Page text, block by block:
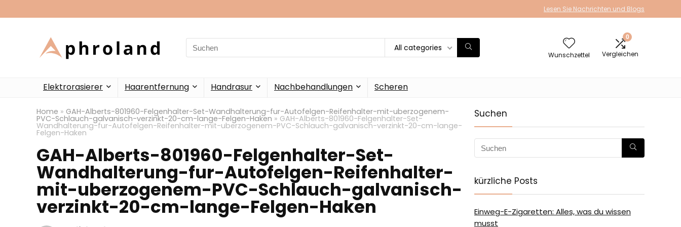
Lesen Sie Nachrichten und Blogs
Search
for:
All categories
Wunschzettel
0
Vergleichen
Elektrorasierer Haarentfernung Handrasur Nachbehandlungen Scheren
Home » GAH-Alberts-801960-Felgenhalter-Set-Wandhalterung-fur-Autofelgen-Reifenhalter-mit-uberzogenem-
PVC-Schlauch-galvanisch-verzinkt-20-cm-lange-Felgen-Haken » GAH-Alberts-801960-Felgenhalter-Set-
Wandhalterung-fur-Autofelgen-Reifenhalter-mit-uberzogenem-PVC-Schlauch-galvanisch-verzinkt-20-cm-lange-
Felgen-Haken
GAH-Alberts-801960-Felgenhalter-Set-
Wandhalterung-fur-Autofelgen-Reifenhalter-
mit-uberzogenem-PVC-Schlauch-galvanisch-
verzinkt-20-cm-lange-Felgen-Haken
Suchen
kürzliche Posts
Einweg-E-Zigaretten: Alles, was du wissen
musst